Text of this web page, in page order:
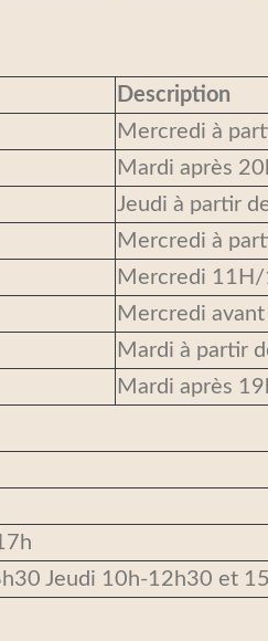
Description
Mercredi à
Mardi après
Jeudi à partir
Mercredi à
Mercredi
Mercredi
Mardi à partir
Mardi après
Jeudi 10h-12h30 et